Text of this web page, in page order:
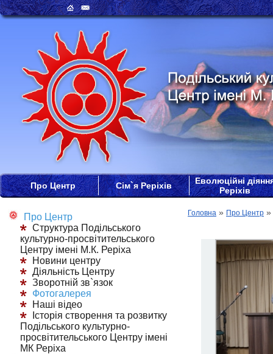
Про Центр Сім`я Реріхів
Еволюційні
Реріхів
Про Центр
Структура Подільського
культурно-просвітительського
Центру імені М.К. Реріха
Новини центру
Діяльність Центру
Зворотній зв`язок
Фотогалерея
Наші відео
Історія створення та розвитку
Подільського культурно-
просвітительського Центру імені
МК Реріха
Головна » Про Центр »